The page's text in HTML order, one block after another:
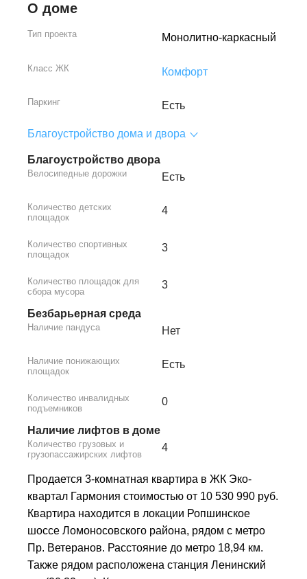
О доме
Тип проекта Монолитно-каркасный
Класс ЖК Комфорт
Паркинг Есть
Благоустройство дома и двора
Благоустройство двора
Велосипедные дорожки Есть
Количество детских
площадок
4
Количество спортивных
площадок
3
Количество площадок для
сбора мусора
3
Безбарьерная среда
Наличие пандуса Нет
Наличие понижающих
площадок
Есть
Количество инвалидных
подъемников
0
Наличие лифтов в доме
Количество грузовых и
грузопассажирских лифтов
4
Продается 3-комнатная квартира в ЖК Эко-
квартал Гармония стоимостью от 10 530 990 руб.
Квартира находится в локации Ропшинское
шоссе Ломоносовского района, рядом с метро
Пр. Ветеранов. Расстояние до метро 18,94 км.
Также рядом расположена станция Ленинский